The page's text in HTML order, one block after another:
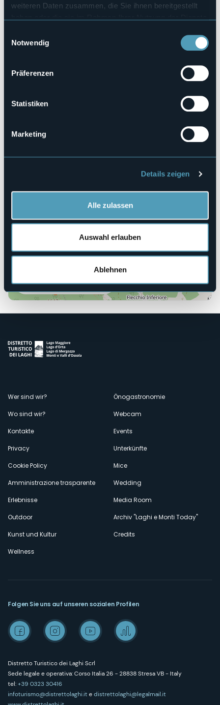
weiteren Daten zusammen, die Sie ihnen bereitgestellt
Notwendig
Präferenzen
Statistiken
Marketing
Details zeigen
Alle zulassen
Auswahl erlauben
Ablehnen
Anzahl der Betten
info@pizzodelfrate.it
Telefon
Codice CIR
103026-ALB-00002
Öffnen Sie die Karte
Menù
secondario
Wer sind wir?
Wo sind wir?
Kontakte
Privacy
Cookie Policy
Amministrazione trasparente
Erlebnisse
Outdoor
Kunst und Kultur
Wellness
Önogastronomie
Webcam
Events
Unterkünfte
Mice
Wedding
Media Room
Archiv "Laghi e Monti Today"
Credits
Distretto Turistico dei Laghi Scrl
Sede legale e operativa: Corso Italia 26 - 28838 Stresa VB - Italy
tel:+39 0323 30416
infoturismo@distrettolaghi.itedistrettolaghi@legalmail.it
Folgen Sie uns auf unseren sozialen Profilen